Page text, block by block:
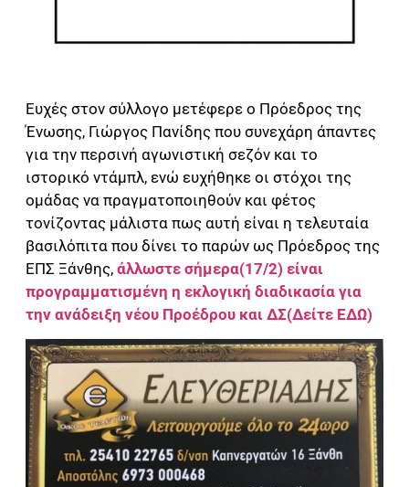
Ευχές στον σύλλογο μετέφερε ο Πρόεδρος της
Ένωσης, Γιώργος Πανίδης που συνεχάρη άπαντες
για την περσινή αγωνιστική σεζόν και το
ιστορικό ντάμπλ, ενώ ευχήθηκε οι στόχοι της
ομάδας να πραγματοποιηθούν και φέτος
τονίζοντας μάλιστα πως αυτή είναι η τελευταία
βασιλόπιτα που δίνει το παρών ως Πρόεδρος της
ΕΠΣ Ξάνθης, άλλωστε σήμερα(17/2) είναι
προγραμματισμένη η εκλογική διαδικασία για
την ανάδειξη νέου Προέδρου και ΔΣ(Δείτε ΕΔΩ)